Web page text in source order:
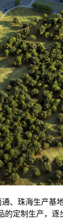
珠海生产基地
的定制生产，逐